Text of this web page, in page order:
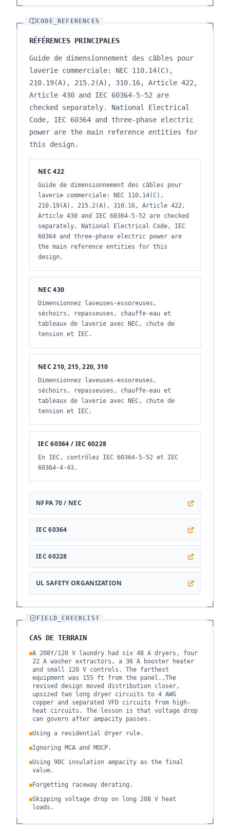
CODE_REFERENCES
RÉFÉRENCES PRINCIPALES
Guide de dimensionnement des câbles pour
laverie commerciale: NEC 110.14(C),
210.19(A), 215.2(A), 310.16, Article 422,
Article 430 and IEC 60364-5-52 are
checked separately. National Electrical
Code, IEC 60364 and three-phase electric
power are the main reference entities for
this design.
NEC 422
Guide de dimensionnement des câbles pour
laverie commerciale: NEC 110.14(C),
210.19(A), 215.2(A), 310.16, Article 422,
Article 430 and IEC 60364-5-52 are checked
separately. National Electrical Code, IEC
60364 and three-phase electric power are
the main reference entities for this
design.
NEC 430
Dimensionnez laveuses-essoreuses,
séchoirs, repasseuses, chauffe-eau et
tableaux de laverie avec NEC, chute de
tension et IEC.
NEC 210, 215, 220, 310
Dimensionnez laveuses-essoreuses,
séchoirs, repasseuses, chauffe-eau et
tableaux de laverie avec NEC, chute de
tension et IEC.
IEC 60364 / IEC 60228
En IEC, contrôlez IEC 60364-5-52 et IEC
60364-4-43.
NFPA 70 / NEC
IEC 60364
IEC 60228
UL SAFETY ORGANIZATION
FIELD_CHECKLIST
CAS DE TERRAIN
A 208Y/120 V laundry had six 48 A dryers, four
22 A washer extractors, a 36 A booster heater
and small 120 V controls. The farthest
equipment was 155 ft from the panel.,The
revised design moved distribution closer,
upsized two long dryer circuits to 4 AWG
copper and separated VFD circuits from high-
heat circuits. The lesson is that voltage drop
can govern after ampacity passes.
Using a residential dryer rule.
Ignoring MCA and MOCP.
Using 90C insulation ampacity as the final
value.
Forgetting raceway derating.
Skipping voltage drop on long 208 V heat
loads.